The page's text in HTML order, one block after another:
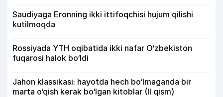
Saudiyaga Eronning ikki ittifoqchisi hujum qilishi
kutilmoqda
Rossiyada YTH oqibatida ikki nafar O‘zbekiston
fuqarosi halok bo‘ldi
Jahon klassikasi: hayotda hech bo‘lmaganda bir
marta o‘qish kerak bo‘lgan kitoblar (II qism)